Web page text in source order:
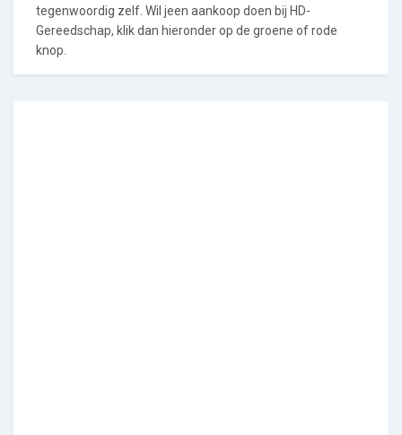
tegenwoordig zelf. Wil jeen aankoop doen bij HD-
Gereedschap, klik dan hieronder op de groene of rode
knop.